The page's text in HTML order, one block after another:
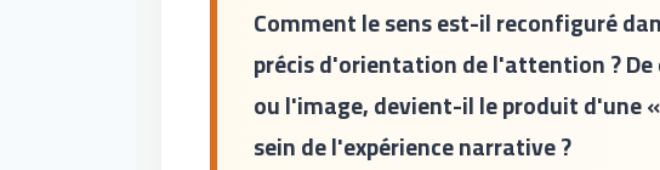
Comment le sens est-il reconfiguré
précis d'orientation de l'attention ?
ou l'image, devient-il le produit d'une
sein de l'expérience narrative ?